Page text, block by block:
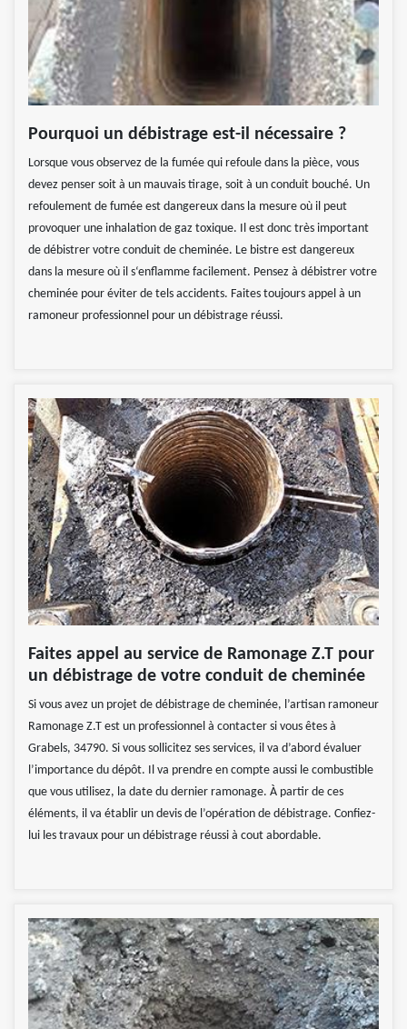
Pourquoi un débistrage est-il nécessaire ?
Lorsque vous observez de la fumée qui refoule dans la pièce, vous
devez penser soit à un mauvais tirage, soit à un conduit bouché. Un
refoulement de fumée est dangereux dans la mesure où il peut
provoquer une inhalation de gaz toxique. Il est donc très important
de débistrer votre conduit de cheminée. Le bistre est dangereux
dans la mesure où il s‘enflamme facilement. Pensez à débistrer votre
cheminée pour éviter de tels accidents. Faites toujours appel à un
ramoneur professionnel pour un débistrage réussi.
Faites appel au service de Ramonage Z.T pour
un débistrage de votre conduit de cheminée
Si vous avez un projet de débistrage de cheminée, l’artisan ramoneur
Ramonage Z.T est un professionnel à contacter si vous êtes à
Grabels, 34790. Si vous sollicitez ses services, il va d’abord évaluer
l’importance du dépôt. Il va prendre en compte aussi le combustible
que vous utilisez, la date du dernier ramonage. À partir de ces
éléments, il va établir un devis de l’opération de débistrage. Confiez-
lui les travaux pour un débistrage réussi à cout abordable.